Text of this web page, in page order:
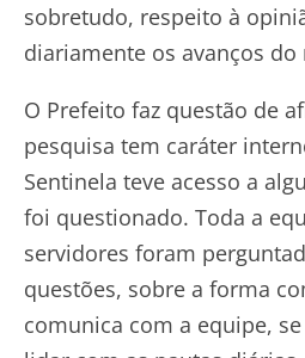
sobretudo, respeito à
diariamente os avanços
O Prefeito faz questão de
pesquisa tem caráter
Sentinela teve acesso a
foi questionado. Toda a
servidores foram
questões, sobre a forma
comunica com a equipe,